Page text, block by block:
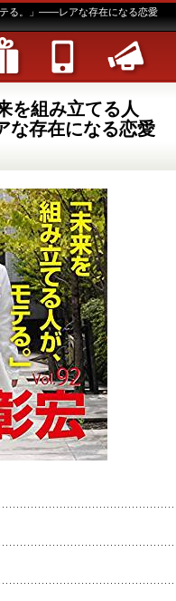
る。」――レアな存在になる恋愛
を組み立てる人
存在になる恋愛